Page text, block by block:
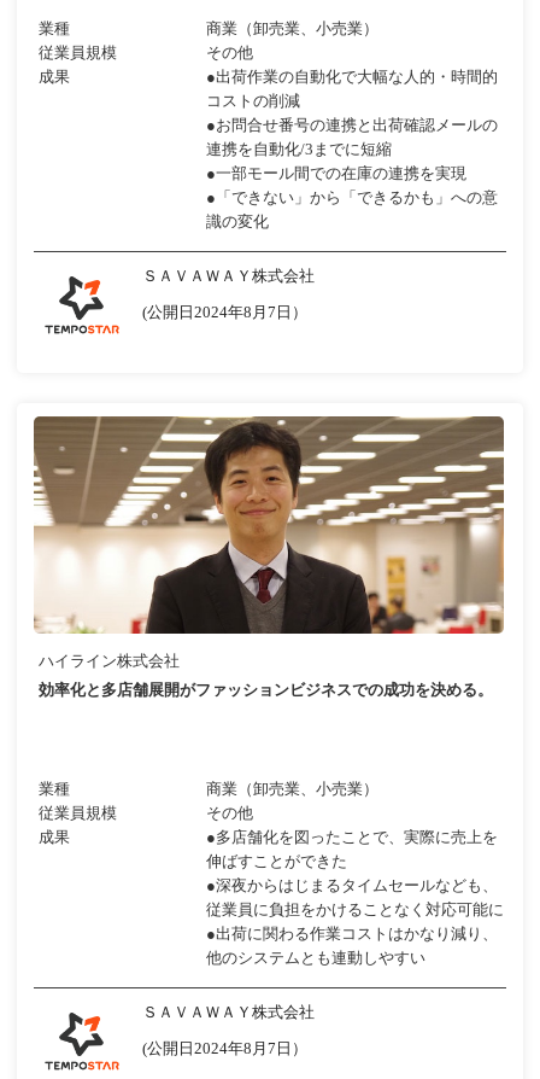
業種
商業（卸売業、小売業）
従業員規模
その他
成果
●出荷作業の自動化で大幅な人的・時間的
コストの削減
●お問合せ番号の連携と出荷確認メールの
連携を自動化/3までに短縮
●一部モール間での在庫の連携を実現
●「できない」から「できるかも」への意
識の変化
ＳＡＶＡＷＡＹ株式会社
(公開日2024年8月7日）
ハイライン株式会社
効率化と多店舗展開がファッションビジネスでの成功を決める。
業種
商業（卸売業、小売業）
従業員規模
その他
成果
●多店舗化を図ったことで、実際に売上を
伸ばすことができた
●深夜からはじまるタイムセールなども、
従業員に負担をかけることなく対応可能に
●出荷に関わる作業コストはかなり減り、
他のシステムとも連動しやすい
ＳＡＶＡＷＡＹ株式会社
(公開日2024年8月7日）